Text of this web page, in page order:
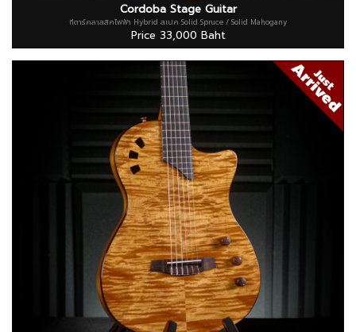
Cordoba Stage Guitar
กีตาร์คลาสสิคไฟฟ้า Hybrid สเปค Solid Spruce / Solid Mahogany
Price 33,000 Baht